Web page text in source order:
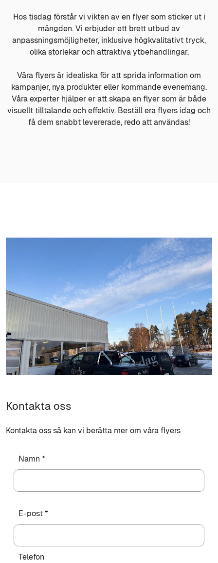
Hos tisdag förstår vi vikten av en flyer som sticker ut i
mängden. Vi erbjuder ett brett utbud av
anpassningsmöjligheter, inklusive högkvalitativt tryck,
olika storlekar och attraktiva ytbehandlingar.
Våra flyers är idealiska för att sprida information om
kampanjer, nya produkter eller kommande evenemang.
Våra experter hjälper er att skapa en flyer som är både
visuellt tilltalande och effektiv. Beställ era flyers idag och
få dem snabbt levererade, redo att användas!
Kontakta oss
Kontakta oss så kan vi berätta mer om våra flyers
Namn *
E-post *
Telefon